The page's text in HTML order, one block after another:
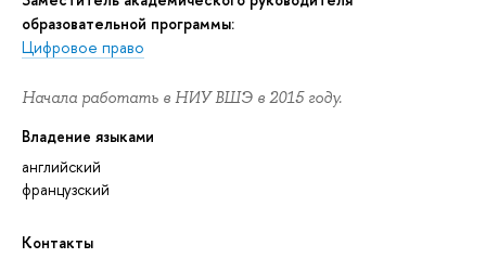
образовательной программы:
Цифровое право
Начала работать в НИУ ВШЭ в 2015 году.
Владение языками
английский
французский
Контакты